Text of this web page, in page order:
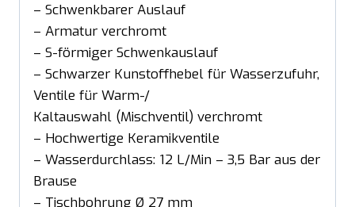
– Schwenkbarer Auslauf
– Armatur verchromt
– S-förmiger Schwenkauslauf
– Schwarzer Kunstoffhebel für Wasserzufuhr,
Ventile für Warm-/
Kaltauswahl (Mischventil) verchromt
– Hochwertige Keramikventile
– Wasserdurchlass: 12 L/Min – 3,5 Bar aus der
Brause
– Tischbohrung Ø 27 mm